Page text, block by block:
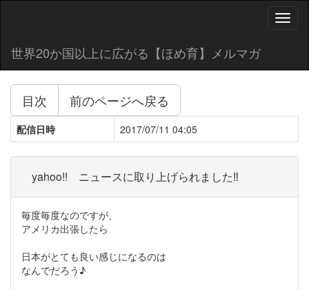
世界20か国以上に広がる【ほめ育】メルマガ
目次 前のページへ戻る
配信日時 2017/07/11 04:05
yahoo!! ニュースに取り上げられました‼
毎度毎度なのですが、
アメリカ出張したら
日本がとても良い感じになるのは
なんでだろう♪